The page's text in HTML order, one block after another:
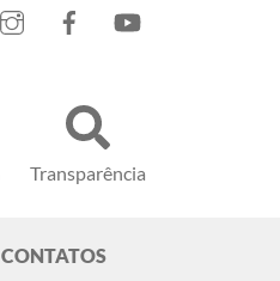
Transparência
CONTATOS